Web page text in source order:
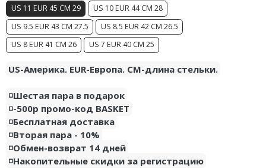
US 11 EUR 45 CM 29
US 10 EUR 44 CM 28
US 9.5 EUR 43 CM 27.5
US 8.5 EUR 42 CM 26.5
US 8 EUR 41 CM 26
US 7 EUR 40 CM 25
US-Америка. EUR-Европа. CM-длина стельки.
◽️Шестая пара в подарок
◽️-500р промо-код BASKET
◽️Бесплатная доставка
◽️Вторая пара - 10%
◽️Обмен-возврат 14 дней
◽️Накопительные скидки за регистрацию
Air Jordan 15
Air Jordan 23